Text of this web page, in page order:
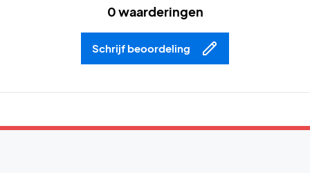
0 waarderingen
Schrijf beoordeling